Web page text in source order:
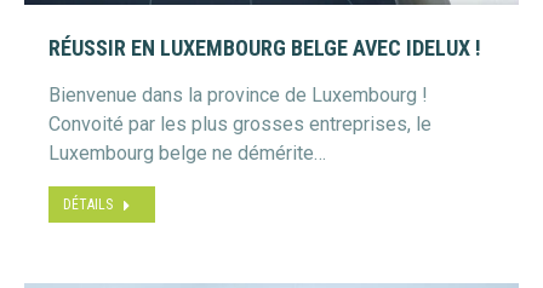
RÉUSSIR EN LUXEMBOURG BELGE AVEC IDELUX !
Bienvenue dans la province de Luxembourg !
Convoité par les plus grosses entreprises, le
Luxembourg belge ne démérite…
DÉTAILS